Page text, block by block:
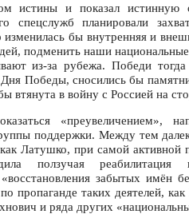
истины и показал истинную
спецслужб планировали
бы внутренняя и
подменить наши
из-за рубежа. Победи
Победы, сносились бы
втянута в войну с Россией на
«преувеличением»,
поддержки. Между тем
Латушко, при самой активной
ползучая реабилитация
забытых имён
пропаганде таких деятелей,
и ряда других